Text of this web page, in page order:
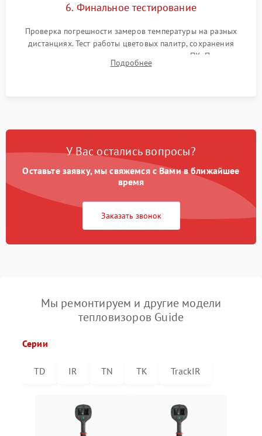
6. Финальное тестирование
Проверка погрешности замеров температуры на разных
дистанциях. Тест работы цветовых палитр, сохранения
термограмм в память и передачи данных на ПК. Проверка
автономности работы и итоговый контроль качества.
Подробнее
У Вас остались вопросы?
Оставьте заявку, мы свяжемся с Вами в ближайшее
время
Заказать звонок
Мы ремонтируем и другие модели
тепловизоров Guide
Серии
TD IR TN TK TrackIR